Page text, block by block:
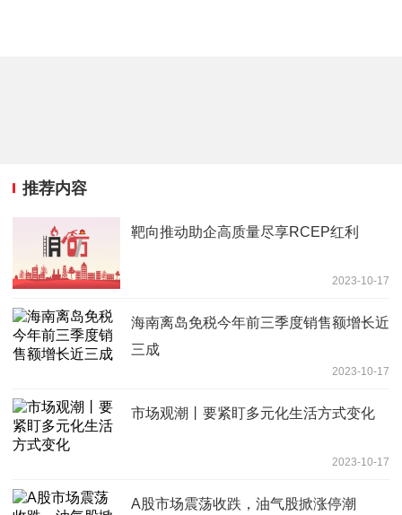
推荐内容
靶向推动助企高质量尽享RCEP红利
2023-10-17
海南离岛免税今年前三季度销售额增长近
三成
2023-10-17
市场观潮丨要紧盯多元化生活方式变化
2023-10-17
A股市场震荡收跌，油气股掀涨停潮